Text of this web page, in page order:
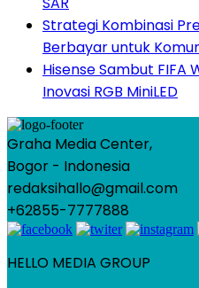
Strategi Kombinasi
Berbayar untuk
Hisense Sambut FIFA
Inovasi RGB MiniLED
Graha Media Center,
Bogor - Indonesia
redaksihallo@gmail.com
+62855-7777888
HELLO MEDIA GROUP